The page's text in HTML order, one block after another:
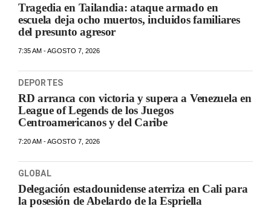
Tragedia en Tailandia: ataque armado en
escuela deja ocho muertos, incluidos familiares
del presunto agresor
7:35 AM - AGOSTO 7, 2026
DEPORTES
RD arranca con victoria y supera a Venezuela en
League of Legends de los Juegos
Centroamericanos y del Caribe
7:20 AM - AGOSTO 7, 2026
GLOBAL
Delegación estadounidense aterriza en Cali para
la posesión de Abelardo de la Espriella